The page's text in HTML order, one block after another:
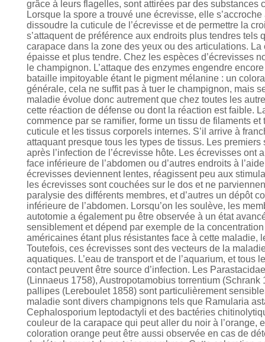
grâce à leurs flagelles, sont attirées par des
Lorsque la spore a trouvé une écrevisse, elle
dissoudre la cuticule de l’écrevisse et de permettre la
s’attaquent de préférence aux endroits plus tendres
carapace dans la zone des yeux ou des articulations.
épaisse et plus tendre. Chez les espèces d’écrevisses
le champignon. L’attaque des enzymes engendre
bataille impitoyable étant le pigment mélanine : un
générale, cela ne suffit pas à tuer le champignon, mais
maladie évolue donc autrement que chez toutes les
cette réaction de défense ou dont la réaction est faible.
commence par se ramifier, forme un tissu de filaments
cuticule et les tissus corporels internes. S’il arrive à
attaquant presque tous les types de tissus. Les
après l’infection de l’écrevisse hôte. Les écrevisses
face inférieure de l’abdomen ou d’autres endroits à
écrevisses deviennent lentes, réagissent peu aux
les écrevisses sont couchées sur le dos et ne
paralysie des différents membres, et d’autres un dépôt
inférieure de l’abdomen. Lorsqu’on les soulève, les
autotomie a également pu être observée à un état
sensiblement et dépend par exemple de la
américaines étant plus résistantes face à cette maladie,
Toutefois, ces écrevisses sont des vecteurs de la
aquatiques. L’eau de transport et de l’aquarium, et
contact peuvent être source d’infection. Les
(Linnaeus 1758), Austropotamobius torrentium
pallipes (Lereboulet 1858) sont particulièrement
maladie sont divers champignons tels que Ramularia
Cephalosporium leptodactyli et des bactéries
couleur de la carapace qui peut aller du noir à l’orange,
coloration orange peut être aussi observée en cas de